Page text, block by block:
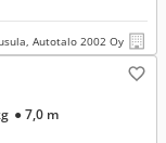
Autotalo 2002 Oy
● 7,0 m